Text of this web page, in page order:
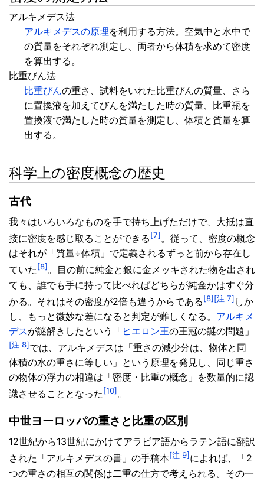
アルキメデス法
アルキメデスの原理を利用する方法。空気中と水中で
の質量をそれぞれ測定し、両者から体積を求めて密度
を算出する。
比重びん法
比重びんの重さ、試料をいれた比重びんの質量、さら
に置換液を加えてびんを満たした時の質量、比重瓶を
置換液で満たした時の質量を測定し、体積と質量を算
出する。
科学上の密度概念の歴史
古代
我々はいろいろなものを手で持ち上げただけで、大抵は直
接に密度を感じ取ることができる [7] 。従って、密度の概念
はそれが「質量÷体積」で定義されるずっと前から存在し
ていた [8] 。目の前に純金と銀に金メッキされた物を出され
ても、誰でも手に持って比べればどちらが純金かはすぐ分
かる。それはその密度が2倍も違うからである [8] [注 7] しか
し、もっと微妙な差になると判定が難しくなる。 アルキメ
デスが謎解きしたという「 ヒエロン王の王冠の謎の問題」
[注 8]では、アルキメデスは「重さの減少分は、物体と同
体積の水の重さに等しい」という原理を発見し、同じ重さ
の物体の浮力の相違は「密度・比重の概念」を数量的に認
識させることとなった [10] 。
中世ヨーロッパの重さと比重の区別
12世紀から13世紀にかけてアラビア語からラテン語に翻訳
された「アルキメデスの書」の手稿本[注 9] によれば、「2
つの重さの相互の関係は二重の仕方で考えられる。その一